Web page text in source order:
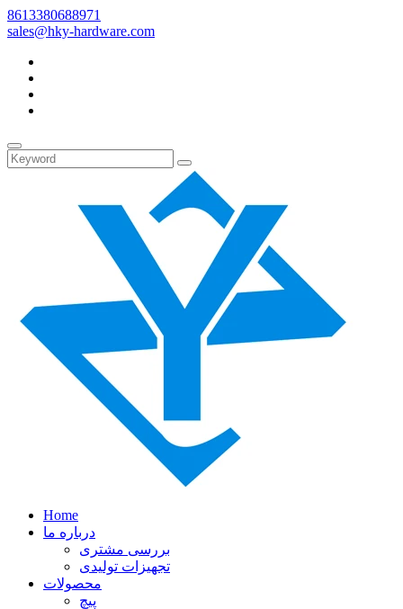
8613380688971
sales@hky-hardware.com
Home
درباره ما
بررسی مشتری
تجهیزات تولیدی
محصولات
پیچ